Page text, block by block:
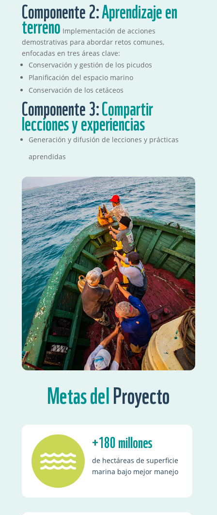
Componente 2:Aprendizaje en
terreno Implementación de acciones
demostrativas para abordar retos comunes,
enfocadas en tres áreas clave:
Conservación y gestión de los picudos
Planificación del espacio marino
Conservación de los cetáceos
Componente 3:Compartir
lecciones y experiencias
Generación y difusión de lecciones y prácticas
aprendidas
Metas delProyecto
+180 millones
de hectáreas de superficie
marina bajo mejor manejo